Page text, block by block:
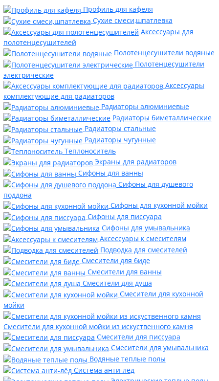
Профиль для кафеля
Сухие смеси,шпатлевка
Аксессуары для
полотенцесушителей
Полотенцесушители водяные
Полотенцесушители
электрические
Аксессуары
комплектующие для радиаторов
Радиаторы алюминиевые
Радиаторы биметаллические
Радиаторы стальные
Радиаторы чугунные
Теплоноситель
Экраны для радиаторов
Сифоны для ванны
Сифоны для душевого
поддона
Сифоны для кухонной мойки
Сифоны для писсуара
Сифоны для умывальника
Аксессуары к смесителям
Подводка для смесителей
Смесители для биде
Смесители для ванны
Смесители для душа
Смесители для кухонной
мойки
Смесители для кухонной мойки из искуственного камня
Смесители для писсуара
Смесители для умывальника
Водяные теплые полы
Система анти-лёд